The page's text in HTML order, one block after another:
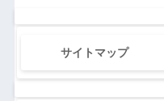
サイトマップ